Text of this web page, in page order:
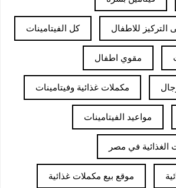
التركيز للاطفال كل الفيتامينات
مقوي اطفال
مكملات غذائية وفيتامينات
مواعيد الفيتامينات
الغذائية في مصر
موقع بيع مكملات غذائية